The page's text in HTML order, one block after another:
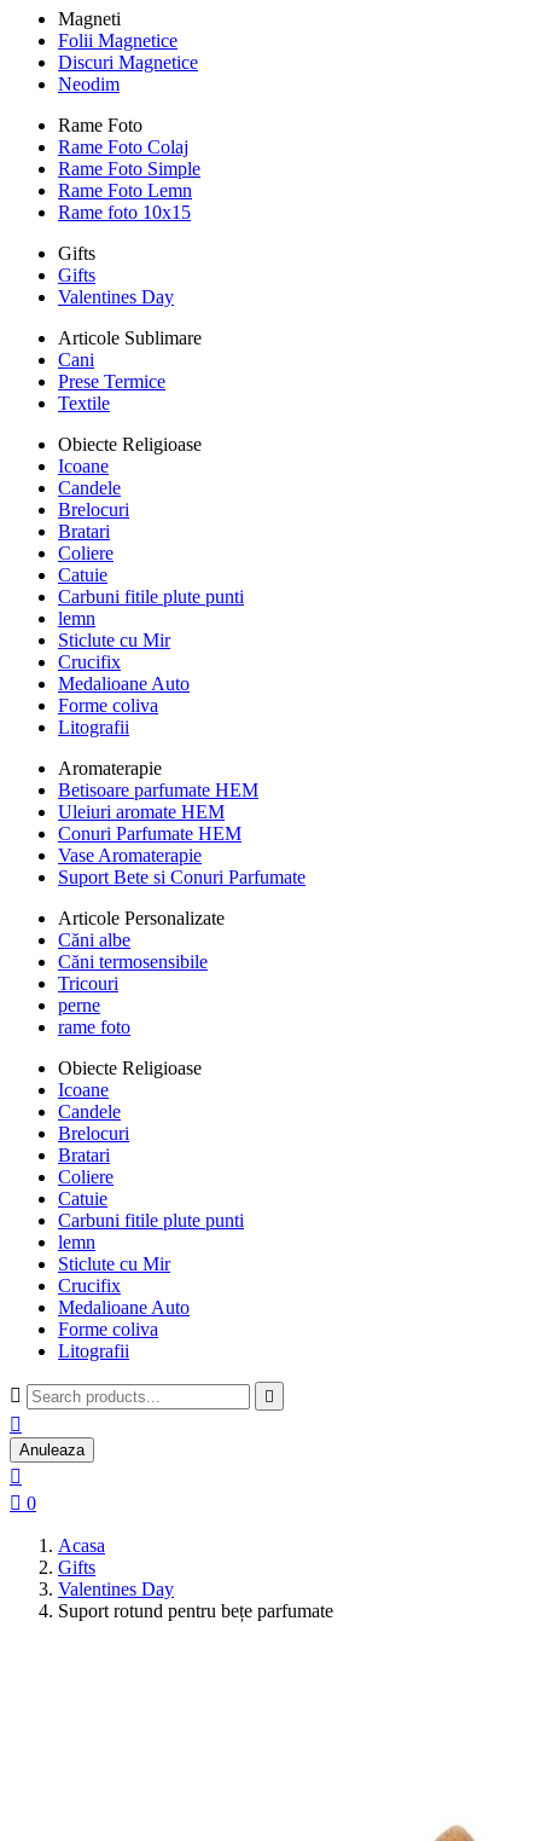
Magneti
Folii Magnetice
Discuri Magnetice
Neodim
Rame Foto
Rame Foto Colaj
Rame Foto Simple
Rame Foto Lemn
Rame foto 10x15
Gifts
Gifts
Valentines Day
Articole Sublimare
Cani
Prese Termice
Textile
Obiecte Religioase
Icoane
Candele
Brelocuri
Bratari
Coliere
Catuie
Carbuni fitile plute punti
lemn
Sticlute cu Mir
Crucifix
Medalioane Auto
Forme coliva
Litografii
Aromaterapie
Betisoare parfumate HEM
Uleiuri aromate HEM
Conuri Parfumate HEM
Vase Aromaterapie
Suport Bete si Conuri Parfumate
Articole Personalizate
Căni albe
Căni termosensibile
Tricouri
perne
rame foto
Obiecte Religioase
Icoane
Candele
Brelocuri
Bratari
Coliere
Catuie
Carbuni fitile plute punti
lemn
Sticlute cu Mir
Crucifix
Medalioane Auto
Forme coliva
Litografii
 

Anuleaza

 0
Acasa
Gifts
Valentines Day
Suport rotund pentru bețe parfumate